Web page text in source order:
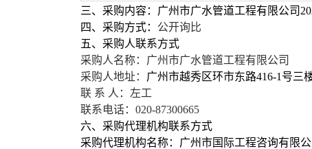
三、采购内容：广州市广水管道工程有限公司
四、采购方式： 公开询比
五、采购人联系方式
采购人名称： 广州市广水管道工程有限公司
采购人地址： 广州市越秀区环市东路416-1号三
联 系 人： 左工
联系电话： 020-87300665
六、采购代理机构联系方式
采购代理机构名称： 广州市国际工程咨询有限公